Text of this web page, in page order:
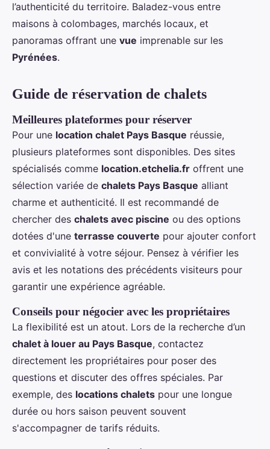
l’authenticité du territoire. Baladez-vous entre
maisons à colombages, marchés locaux, et
panoramas offrant une vue imprenable sur les
Pyrénées.
Guide de réservation de chalets
Meilleures plateformes pour réserver
Pour une location chalet Pays Basque réussie,
plusieurs plateformes sont disponibles. Des sites
spécialisés comme location.etchelia.fr offrent une
sélection variée de chalets Pays Basque alliant
charme et authenticité. Il est recommandé de
chercher des chalets avec piscine ou des options
dotées d'une terrasse couverte pour ajouter confort
et convivialité à votre séjour. Pensez à vérifier les
avis et les notations des précédents visiteurs pour
garantir une expérience agréable.
Conseils pour négocier avec les propriétaires
La flexibilité est un atout. Lors de la recherche d’un
chalet à louer au Pays Basque, contactez
directement les propriétaires pour poser des
questions et discuter des offres spéciales. Par
exemple, des locations chalets pour une longue
durée ou hors saison peuvent souvent
s'accompagner de tarifs réduits.